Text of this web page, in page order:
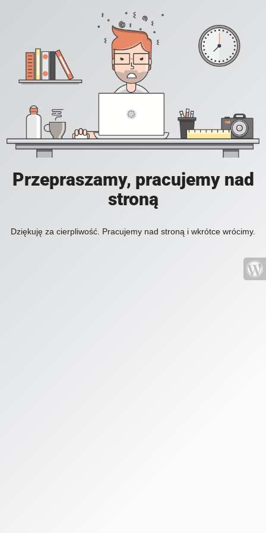
Przepraszamy, pracujemy nad
stroną
Dziękuję za cierpliwość. Pracujemy nad stroną i wkrótce wrócimy.